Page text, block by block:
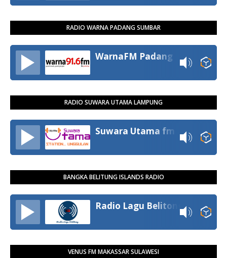
RADIO WARNA PADANG SUMBAR
WarnaFM Padang
RADIO SUWARA UTAMA LAMPUNG
Suwara Utama fm
BANGKA BELITUNG ISLANDS RADIO
Radio Lagu Belitong
VENUS FM MAKASSAR SULAWESI